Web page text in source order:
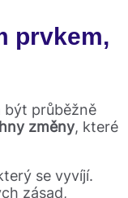
prvkem,
být průběžně
změny, které
se vyvíjí.
zásad,